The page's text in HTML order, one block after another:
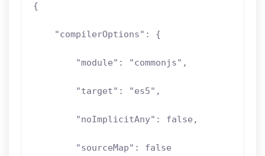
{
"compilerOptions": {
"module": "commonjs",
"target": "es5",
"noImplicitAny": false,
"sourceMap": false